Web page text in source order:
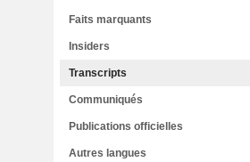
Faits marquants
Insiders
Transcripts
Communiqués
Publications officielles
Autres langues